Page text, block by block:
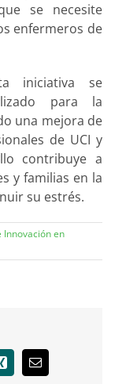
se necesite
enfermeros de
iniciativa se
para la
una mejora de
de UCI y
contribuye a
y familias en la
su estrés.
Innovación en
Xing
Correo
electrónico